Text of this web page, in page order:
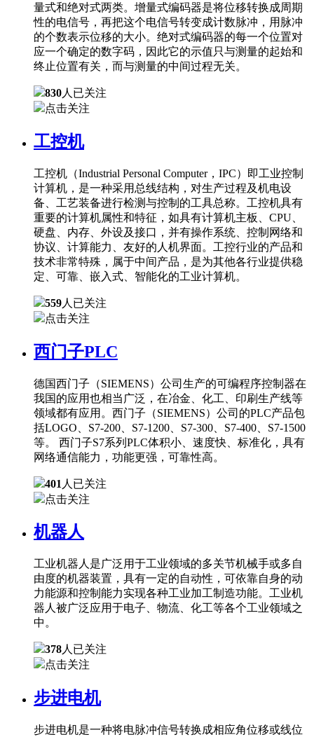
量式和绝对式两类。增量式编码器是将位移转换成周期
性的电信号，再把这个电信号转变成计数脉冲，用脉冲
的个数表示位移的大小。绝对式编码器的每一个位置对
应一个确定的数字码，因此它的示值只与测量的起始和
终止位置有关，而与测量的中间过程无关。
830人已关注
点击关注
工控机
工控机（Industrial Personal Computer，IPC）即工业控制
计算机，是一种采用总线结构，对生产过程及机电设
备、工艺装备进行检测与控制的工具总称。工控机具有
重要的计算机属性和特征，如具有计算机主板、CPU、
硬盘、内存、外设及接口，并有操作系统、控制网络和
协议、计算能力、友好的人机界面。工控行业的产品和
技术非常特殊，属于中间产品，是为其他各行业提供稳
定、可靠、嵌入式、智能化的工业计算机。
559人已关注
点击关注
西门子PLC
德国西门子（SIEMENS）公司生产的可编程序控制器在
我国的应用也相当广泛，在冶金、化工、印刷生产线等
领域都有应用。西门子（SIEMENS）公司的PLC产品包
括LOGO、S7-200、S7-1200、S7-300、S7-400、S7-1500
等。 西门子S7系列PLC体积小、速度快、标准化，具有
网络通信能力，功能更强，可靠性高。
401 人已关注
点击关注
机器人
工业机器人是广泛用于工业领域的多关节机械手或多自
由度的机器装置，具有一定的自动性，可依靠自身的动
力能源和控制能力实现各种工业加工制造功能。工业机
器人被广泛应用于电子、物流、化工等各个工业领域之
中。
378人已关注
点击关注
步进电机
步进电机是一种将电脉冲信号转换成相应角位移或线位